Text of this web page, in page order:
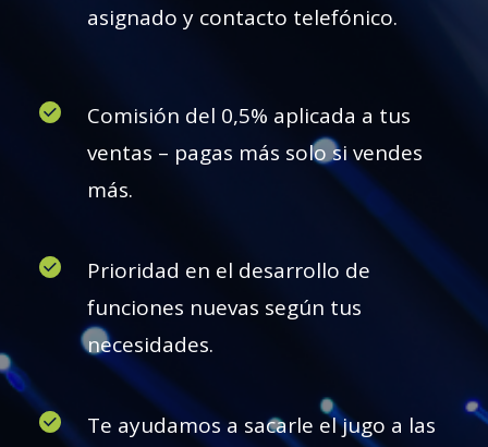
asignado y contacto telefónico.
Comisión del 0,5% aplicada a tus
ventas – pagas más solo si vendes
más.
Prioridad en el desarrollo de
funciones nuevas según tus
necesidades.
Te ayudamos a sacarle el jugo a las